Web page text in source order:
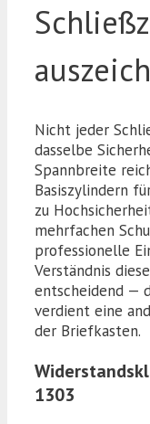
Nicht jeder
dasselbe
Spannbreite
Basiszylindern
zu
mehrfachen
professionelle
Verständnis
entscheidend —
verdient eine
der Briefkasten.
1303